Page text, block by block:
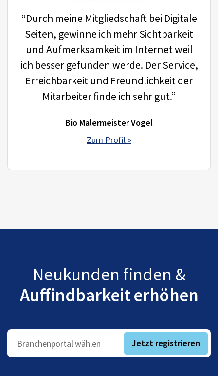
“Durch meine Mitgliedschaft bei Digitale
Seiten, gewinne ich mehr Sichtbarkeit
und Aufmerksamkeit im Internet weil
ich besser gefunden werde. Der Service,
Erreichbarkeit und Freundlichkeit der
Mitarbeiter finde ich sehr gut.”
Bio Malermeister Vogel
Zum Profil »
Neukunden finden &
Auffindbarkeit erhöhen
Branchenportal wählen Jetzt registrieren